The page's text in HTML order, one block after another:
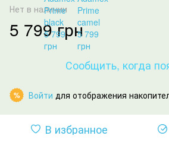
Нет в наличии
5 799 грн
Сообщить, когда
% Войти для отображения
В избранное